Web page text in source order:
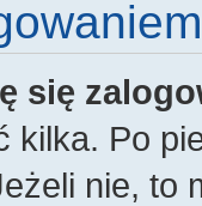
się
kilka. Po
nie, to